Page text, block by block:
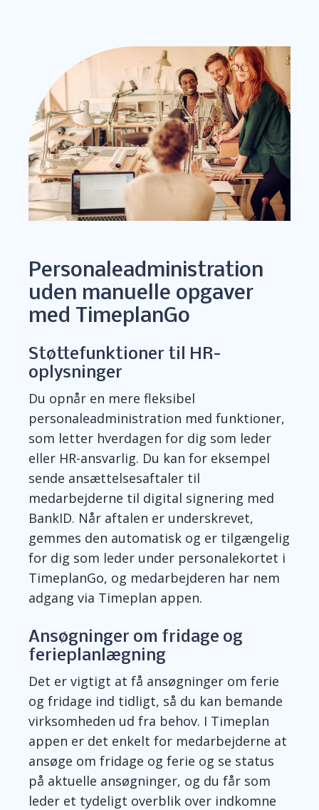
Personaleadministration
uden manuelle opgaver
med TimeplanGo
Støttefunktioner til HR-
oplysninger
Du opnår en mere fleksibel
personaleadministration med funktioner,
som letter hverdagen for dig som leder
eller HR-ansvarlig. Du kan for eksempel
sende ansættelsesaftaler til
medarbejderne til digital signering med
BankID. Når aftalen er underskrevet,
gemmes den automatisk og er tilgængelig
for dig som leder under personalekortet i
TimeplanGo, og medarbejderen har nem
adgang via Timeplan appen.
Ansøgninger om fridage og
ferieplanlægning
Det er vigtigt at få ansøgninger om ferie
og fridage ind tidligt, så du kan bemande
virksomheden ud fra behov. I Timeplan
appen er det enkelt for medarbejderne at
ansøge om fridage og ferie og se status
på aktuelle ansøgninger, og du får som
leder et tydeligt overblik over indkomne